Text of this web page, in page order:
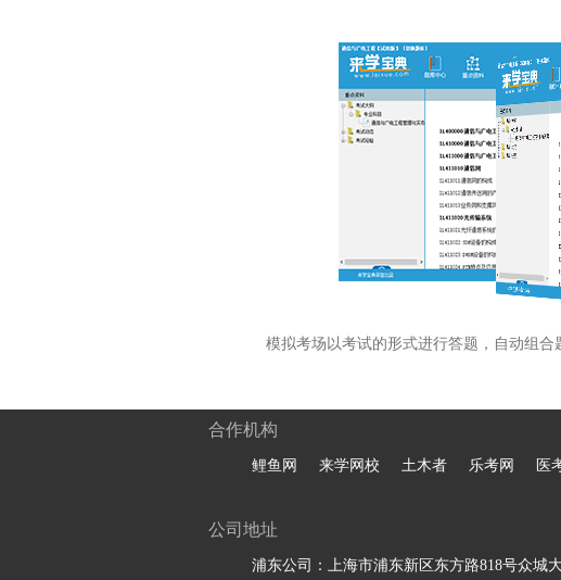
模拟考场以考试的形式进行答题，自动组
合作机构
鲤鱼网 来学网校 土木者 乐考网 医
公司地址
浦东公司：上海市浦东新区东方路818号众城